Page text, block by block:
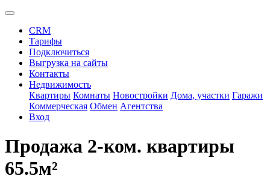
CRM
Тарифы
Подключиться
Выгрузка на сайты
Контакты
Недвижимость
Квартиры Комнаты Новостройки Дома, участки Гаражи
Коммерческая Обмен Агентства
Вход
Продажа 2-ком. квартиры
65.5м²